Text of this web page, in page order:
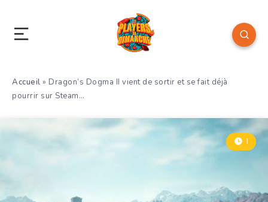
Accueil » Dragon’s Dogma II vient de sortir et se fait déjà
pourrir sur Steam…
1